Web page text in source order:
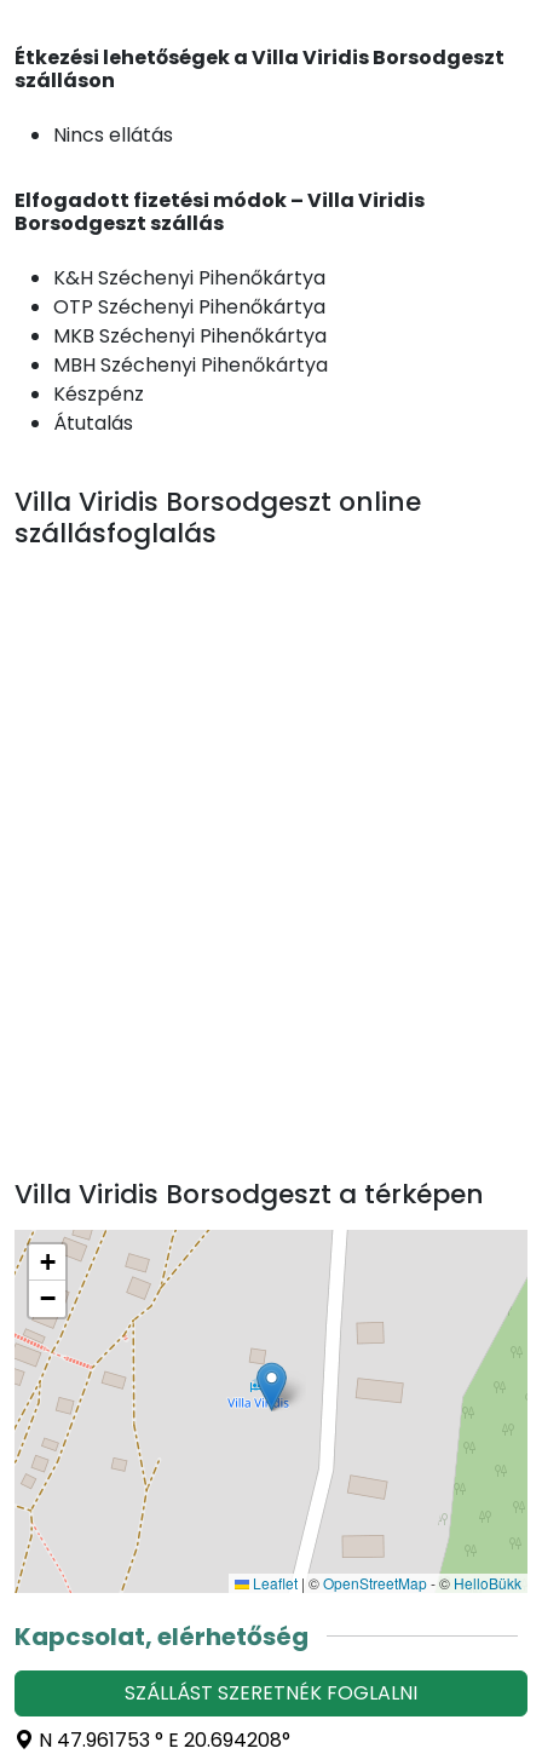
Étkezési lehetőségek a Villa Viridis Borsodgeszt
szálláson
Nincs ellátás
Elfogadott fizetési módok – Villa Viridis
Borsodgeszt szállás
K&H Széchenyi Pihenőkártya
OTP Széchenyi Pihenőkártya
MKB Széchenyi Pihenőkártya
MBH Széchenyi Pihenőkártya
Készpénz
Átutalás
Villa Viridis Borsodgeszt online
szállásfoglalás
Villa Viridis Borsodgeszt a térképen
+
−
Leaflet | ©OpenStreetMap- © HelloBükk
Kapcsolat, elérhetőség
SZÁLLÁST SZERETNÉK FOGLALNI
N 47.961753 ° E 20.694208°